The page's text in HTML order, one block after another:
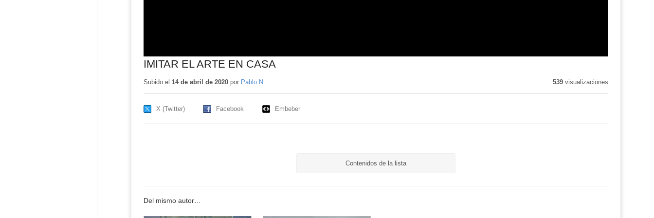
IMITAR EL ARTE EN CASA
Subido el 14 de abril de 2020por Pablo N. 539visualizaciones
X (Twitter) Facebook Embeber
Contenidos de la lista
Del mismo autor…